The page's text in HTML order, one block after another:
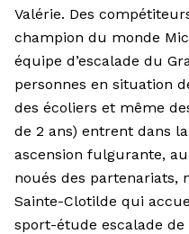
Valérie. Des
champion du monde
équipe d’escalade du
personnes en situation
des écoliers et même
de 2 ans) entrent dans
ascension fulgurante,
noués des partenariats,
Sainte-Clotilde qui
sport-étude escalade de